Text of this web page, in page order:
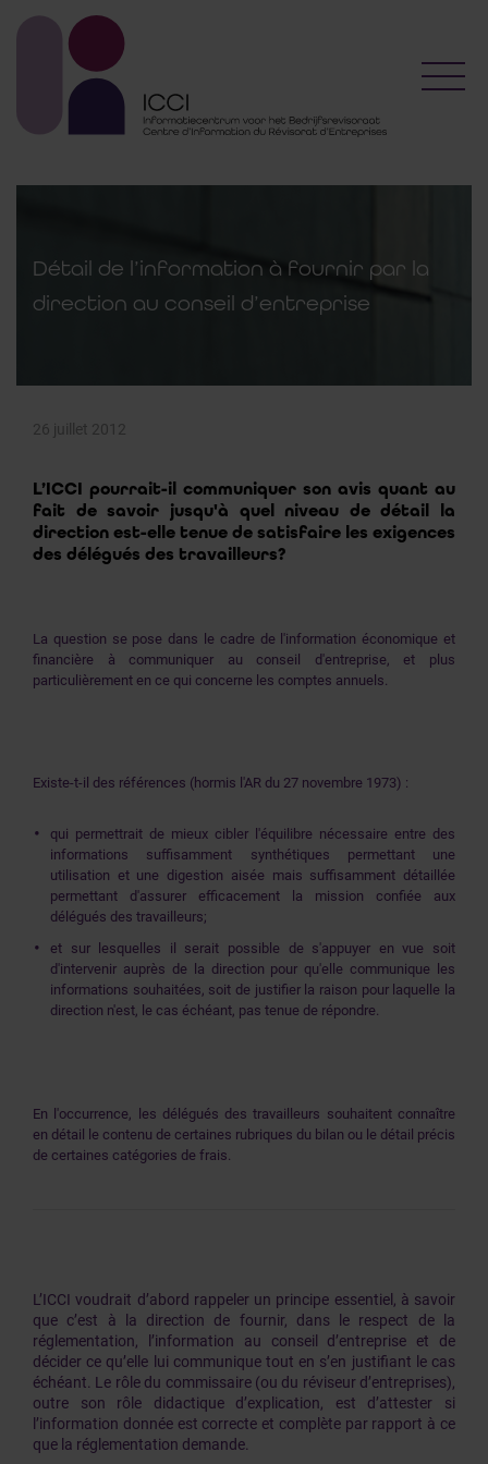
Détail de l’information à fournir par la
direction au conseil d’entreprise
26 juillet 2012
L’ICCI pourrait-il communiquer son avis quant au
fait de savoir jusqu'à quel niveau de détail la
direction est-elle tenue de satisfaire les exigences
des délégués des travailleurs?
La question se pose dans le cadre de l'information économique et
financière à communiquer au conseil d'entreprise, et plus
particulièrement en ce qui concerne les comptes annuels.
Existe-t-il des références (hormis l'AR du 27 novembre 1973) :
qui permettrait de mieux cibler l'équilibre nécessaire entre des
informations suffisamment synthétiques permettant une
utilisation et une digestion aisée mais suffisamment détaillée
permettant d'assurer efficacement la mission confiée aux
délégués des travailleurs;
et sur lesquelles il serait possible de s'appuyer en vue soit
d'intervenir auprès de la direction pour qu'elle communique les
informations souhaitées, soit de justifier la raison pour laquelle la
direction n'est, le cas échéant, pas tenue de répondre.
En l'occurrence, les délégués des travailleurs souhaitent connaître
en détail le contenu de certaines rubriques du bilan ou le détail précis
de certaines catégories de frais.
L’ICCI voudrait d’abord rappeler un principe essentiel, à savoir
que c’est à la direction de fournir, dans le respect de la
réglementation, l’information au conseil d’entreprise et de
décider ce qu’elle lui communique tout en s’en justifiant le cas
échéant. Le rôle du commissaire (ou du réviseur d’entreprises),
outre son rôle didactique d’explication, est d’attester si
l’information donnée est correcte et complète par rapport à ce
que la réglementation demande.